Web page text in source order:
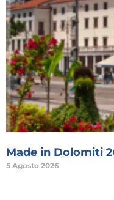
Made in Dolomiti
5 Agosto 2026